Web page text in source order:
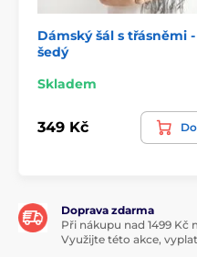
Dámský šál s třásněmi
šedý
Skladem
349 Kč
Doprava zdarma
Při nákupu nad 1499 Kč
Využijte této akce,